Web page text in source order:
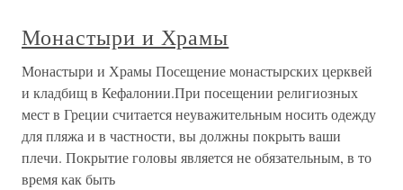
Монастыри и Храмы
Монастыри и Храмы Посещение монастырских церквей
и кладбищ в Кефалонии.При посещении религиозных
мест в Греции считается неуважительным носить одежду
для пляжа и в частности, вы должны покрыть ваши
плечи. Покрытие головы является не обязательным, в то
время как быть